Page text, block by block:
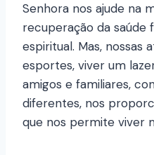
Senhora nos ajude na
recuperação da saúde
espiritual. Mas, nossas
esportes, viver um
amigos e familiares,
diferentes, nos
que nos permite viver